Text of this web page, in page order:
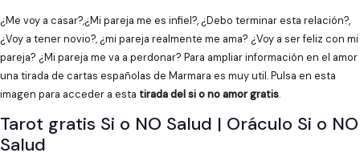
¿Me voy a casar?,¿Mi pareja me es infiel?, ¿Debo terminar esta relación?,
¿Voy a tener novio?, ¿mi pareja realmente me ama? ¿Voy a ser feliz con mi
pareja? ¿Mi pareja me va a perdonar? Para ampliar información en el amor
una tirada de cartas españolas de Marmara es muy util. Pulsa en esta
imagen para acceder a esta tirada del si o no amor gratis.
Tarot gratis Si o NO Salud | Oráculo Si o NO
Salud